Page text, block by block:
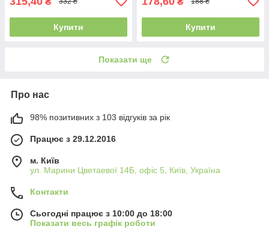
Купити Купити
Показати ще
Про нас
98% позитивних з 103 відгуків за рік
Працює з 29.12.2016
м. Київ
ул. Марини Цветаевої 14Б, офіс 5, Київ, Україна
Контакти
Сьогодні працює з 10:00 до 18:00
Показати весь графік роботи